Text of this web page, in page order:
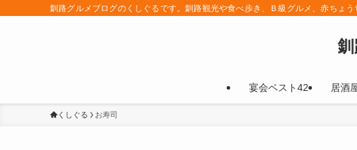
釧路グルメブログのくしぐるです。釧路観光や食べ歩き、Ｂ級グルメ、赤ちょ
宴会ベスト42 居酒
くしぐる お寿司